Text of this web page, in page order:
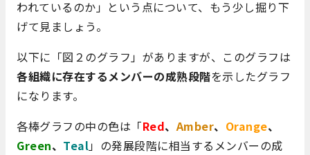
われているのか」という点について、もう少し掘り下
げて見ましょう。
以下に「図２のグラフ」がありますが、このグラフは
各組織に存在するメンバーの成熟段階を示したグラフ
になります。
各棒グラフの中の色は「Red、Amber、 Orange、
Green、 Teal」の発展段階に相当するメンバーの成